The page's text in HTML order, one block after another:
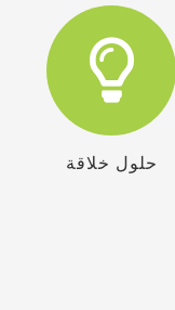
حلول خلاقة